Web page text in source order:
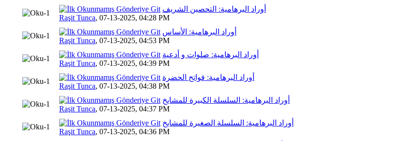
أوراد البرهامية: التحصين الشريف
Raşit Tunca, 07-13-2025, 04:28 PM
9 Oy(lar) - Ortalama 5 üzerinden 2.44
أوراد البرهامية: الأساس
Raşit Tunca, 07-13-2025, 04:53 PM
5 Oy(lar) - Ortalama 5 üzerinden 3.8
أوراد البرهامية: صلوات و أدعية
Raşit Tunca, 07-13-2025, 04:39 PM
6 Oy(lar) - Ortalama 5 üzerinden 2.17
أوراد البرهامية: فواتح الحضرة
Raşit Tunca, 07-13-2025, 04:38 PM
3 Oy(lar) - Ortalama 5 üzerinden 3.67
أوراد البرهامية: السلسلة الكبيرة للمشايخ
Raşit Tunca, 07-13-2025, 04:37 PM
8 Oy(lar) - Ortalama 5 üzerinden 3.25
أوراد البرهامية: السلسلة الصغيرة للمشايخ
Raşit Tunca, 07-13-2025, 04:36 PM
10 Oy(lar) - Ortalama 5 üzerinden 3.1